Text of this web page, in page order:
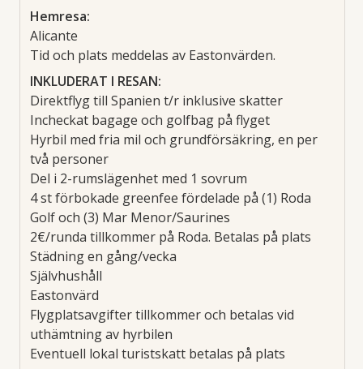
Hemresa:
Alicante
Tid och plats meddelas av Eastonvärden.
INKLUDERAT I RESAN:
Direktflyg till Spanien t/r inklusive skatter
Incheckat bagage och golfbag på flyget
Hyrbil med fria mil och grundförsäkring, en per
två personer
Del i 2-rumslägenhet med 1 sovrum
4 st förbokade greenfee fördelade på (1) Roda
Golf och (3) Mar Menor/Saurines
2€/runda tillkommer på Roda. Betalas på plats
Städning en gång/vecka
Självhushåll
Eastonvärd
Flygplatsavgifter tillkommer och betalas vid
uthämtning av hyrbilen
Eventuell lokal turistskatt betalas på plats